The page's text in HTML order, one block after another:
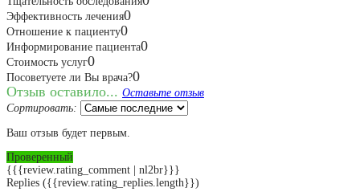
Эффективность лечения0
Отношение к пациенту0
Информирование пациента0
Стоимость услуг0
Посоветуете ли Вы врача?0
Отзыв оставило... Оставьте отзыв
Сортировать:
Ваш отзыв будет первым.
Проверенный
{{{review.rating_comment | nl2br}}}
Replies ({{review.rating_replies.length}})